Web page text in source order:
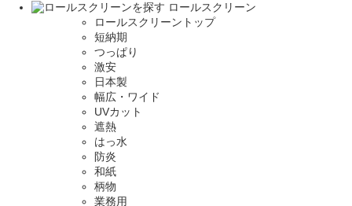
ロールスクリーン
ロールスクリーントップ
短納期
つっぱり
激安
日本製
幅広・ワイド
UVカット
遮熱
はっ水
防炎
和紙
柄物
業務用